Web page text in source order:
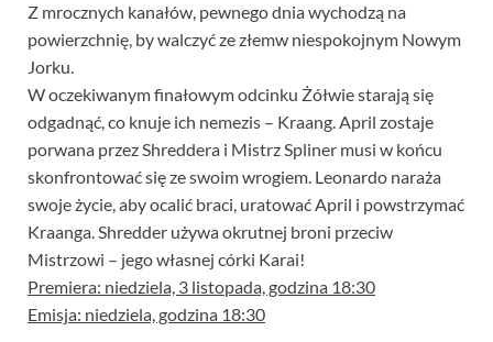
Z mrocznych kanałów, pewnego dnia wychodzą na
powierzchnię, by walczyć ze złemw niespokojnym Nowym
Jorku.
W oczekiwanym finałowym odcinku Żółwie starają się
odgadnąć, co knuje ich nemezis – Kraang. April zostaje
porwana przez Shreddera i Mistrz Spliner musi w końcu
skonfrontować się ze swoim wrogiem. Leonardo naraża
swoje życie, aby ocalić braci, uratować April i powstrzymać
Kraanga. Shredder używa okrutnej broni przeciw
Mistrzowi – jego własnej córki Karai!
Premiera: niedziela, 3 listopada, godzina 18:30
Emisja: niedziela, godzina 18:30